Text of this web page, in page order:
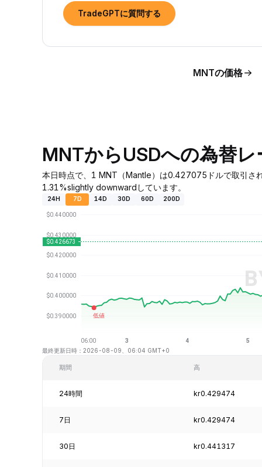
TradeGPTに質問する
MNTの価格
MNTからUSDへの為替
本日時点で、1 MNT（Mantle）は0.427075ドルで取引さ
1.31%slightly downwardしています。
24H 7D 14D 30D 60D 200D
最終更新日時：2026-08-09、06:04 GMT+0
期間 高
24時間 kr0.429474
7日 kr0.429474
30日 kr0.441317